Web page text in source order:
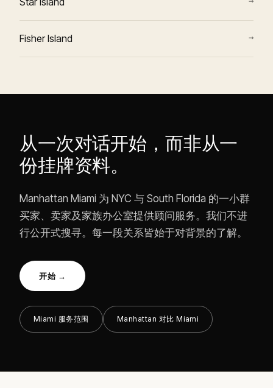
Fisher Island →
从一次对话开始，而非从一
份挂牌资料。
Manhattan Miami 为 NYC 与 South Florida 的一小群
买家、卖家及家族办公室提供顾问服务。我们不进
行公开式搜寻。每一段关系皆始于对背景的了解。
开始 →
Miami 服务范围 Manhattan 对比 Miami